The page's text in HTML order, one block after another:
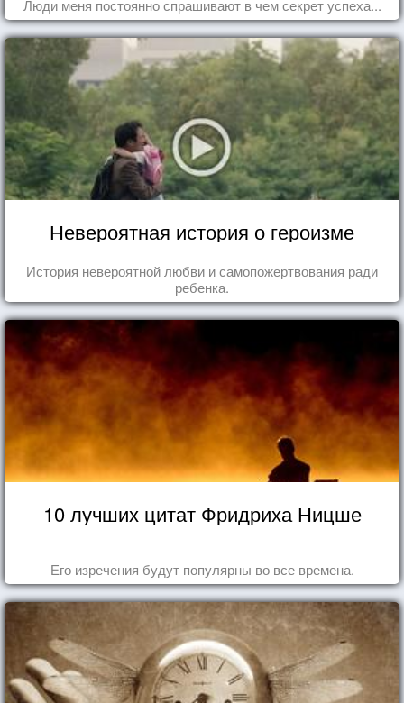
Люди меня постоянно спрашивают в чем секрет успеха...
Невероятная история о героизме
История невероятной любви и самопожертвования ради
ребенка.
10 лучших цитат Фридриха Ницше
Его изречения будут популярны во все времена.